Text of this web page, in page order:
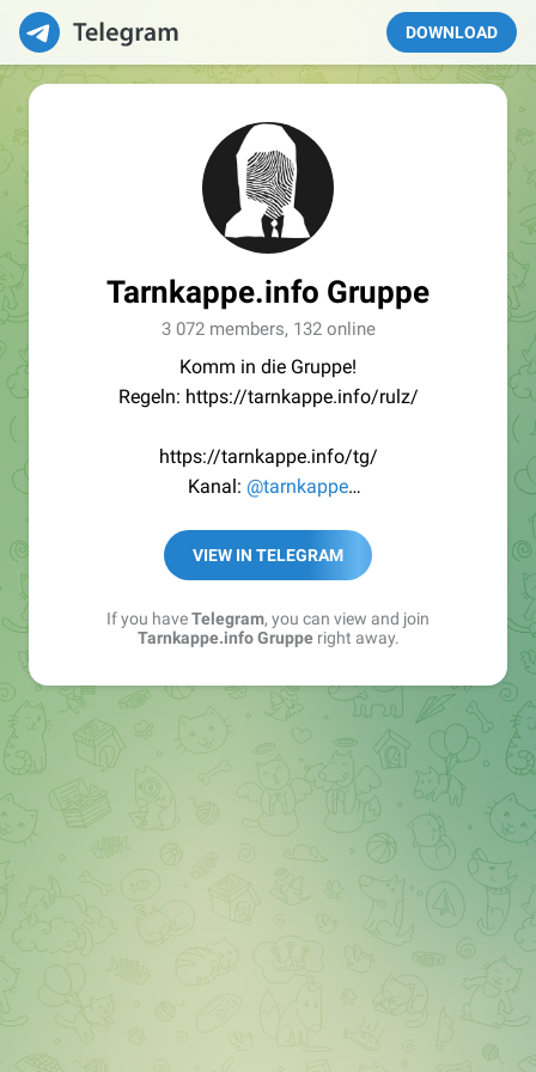
DOWNLOAD
Tarnkappe.info Gruppe
3 072 members, 132 online
Komm in die Gruppe!
Regeln: https://tarnkappe.info/rulz/
https://tarnkappe.info/tg/
Kanal: @tarnkappe
Best of:@bestoftarnkappe
Kochen: https://t.me/+WSW5F1VcmhliMjk6
VIEW IN TELEGRAM
If you haveTelegram, you can view and join
Tarnkappe.info Grupperight away.